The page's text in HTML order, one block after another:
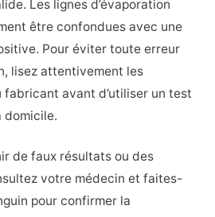
Les lignes d’évaporation
être confondues avec une
Pour éviter toute erreur
lisez attentivement les
avant d’utiliser un test
domicile.
de faux résultats ou des
votre médecin et faites-
pour confirmer la